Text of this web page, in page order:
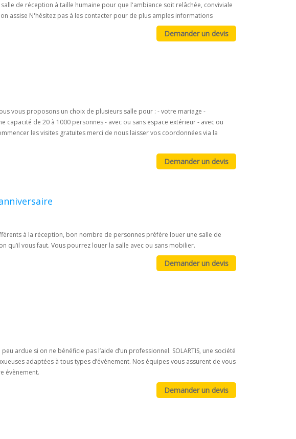
de réception à taille humaine pour que l'ambiance soit relâchée, conviviale
assise N'hésitez pas à les contacter pour de plus amples informations
vous proposons un choix de plusieurs salle pour : - votre mariage -
capacité de 20 à 1000 personnes - avec ou sans espace extérieur - avec ou
les visites gratuites merci de nous laisser vos coordonnées via la
à la réception, bon nombre de personnes préfère louer une salle de
qu’il vous faut. Vous pourrez louer la salle avec ou sans mobilier.
ardue si on ne bénéficie pas l’aide d’un professionnel. SOLARTIS, une société
adaptées à tous types d’évènement. Nos équipes vous assurent de vous
évènement.